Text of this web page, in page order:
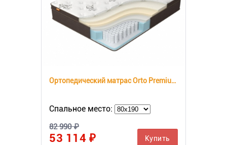
Ортопедический матрас Orto Premium Soft
Спальное место:
82 990 ₽
53 114 ₽ Купить